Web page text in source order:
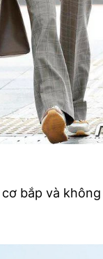
bắp và